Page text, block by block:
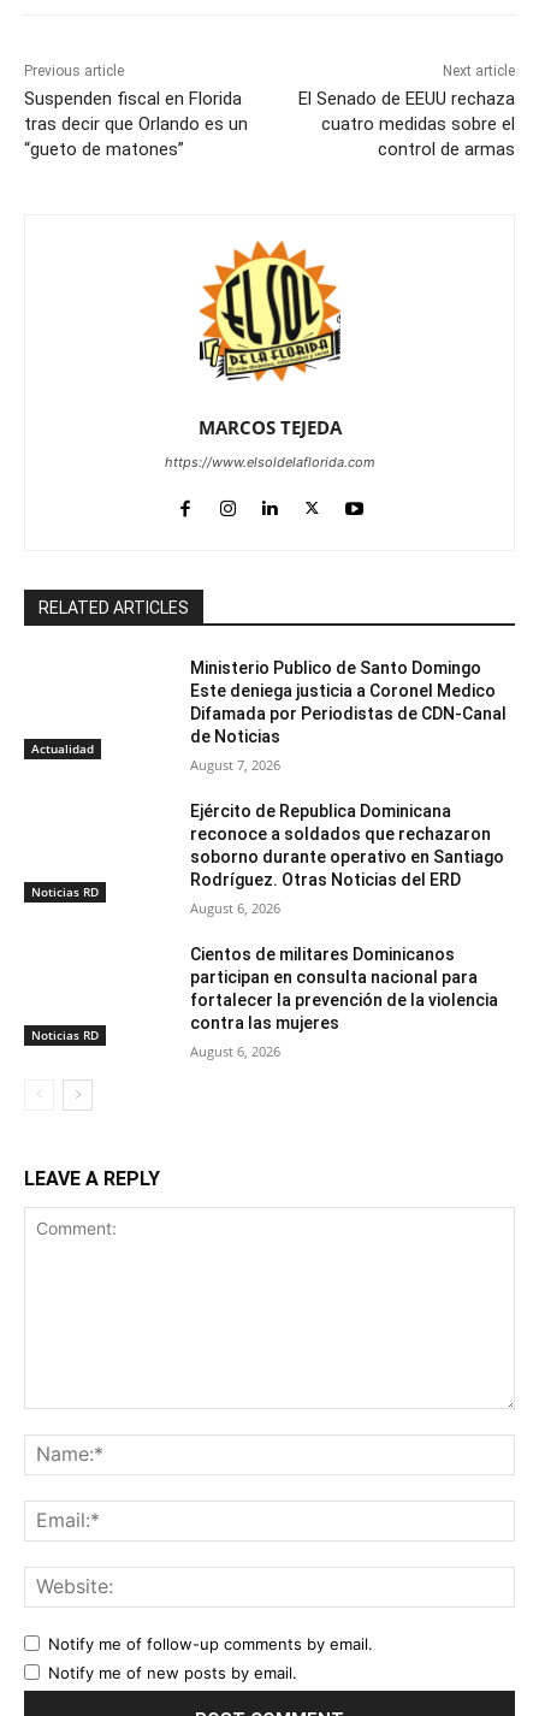
Previous article
Suspenden fiscal en Florida
tras decir que Orlando es un
“gueto de matones”
Next article
El Senado de EEUU rechaza
cuatro medidas sobre el
control de armas
MARCOS TEJEDA
https://www.elsoldelaflorida.com
RELATED ARTICLES
Actualidad
Ministerio Publico de Santo Domingo
Este deniega justicia a Coronel Medico
Difamada por Periodistas de CDN-Canal
de Noticias
August 7, 2026
Noticias RD
Ejército de Republica Dominicana
reconoce a soldados que rechazaron
soborno durante operativo en Santiago
Rodríguez. Otras Noticias del ERD
August 6, 2026
Noticias RD
Cientos de militares Dominicanos
participan en consulta nacional para
fortalecer la prevención de la violencia
contra las mujeres
August 6, 2026
LEAVE A REPLY
Notify me of follow-up comments by email.
Notify me of new posts by email.